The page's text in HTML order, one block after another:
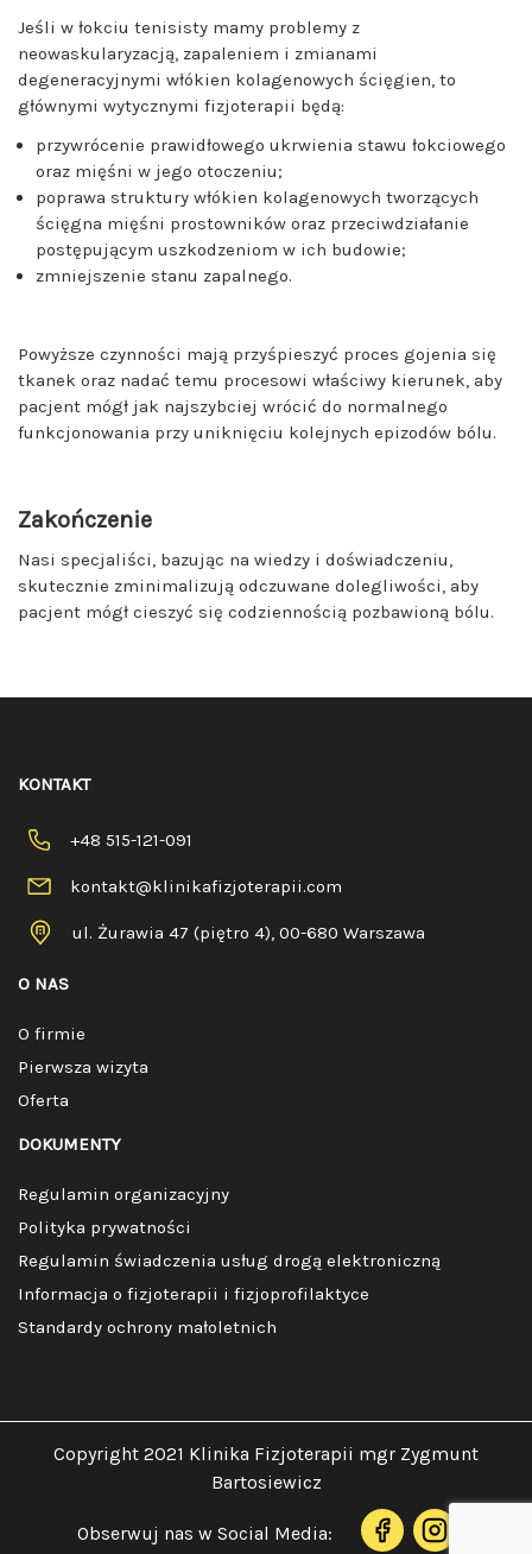
Jeśli w łokciu tenisisty mamy problemy z
neowaskularyzacją, zapaleniem i zmianami
degeneracyjnymi włókien kolagenowych ścięgien, to
głównymi wytycznymi fizjoterapii będą:
przywrócenie prawidłowego ukrwienia stawu łokciowego
oraz mięśni w jego otoczeniu;
poprawa struktury włókien kolagenowych tworzących
ścięgna mięśni prostowników oraz przeciwdziałanie
postępującym uszkodzeniom w ich budowie;
zmniejszenie stanu zapalnego.
Powyższe czynności mają przyśpieszyć proces gojenia się
tkanek oraz nadać temu procesowi właściwy kierunek, aby
pacjent mógł jak najszybciej wrócić do normalnego
funkcjonowania przy uniknięciu kolejnych epizodów bólu.
Zakończenie
Nasi specjaliści, bazując na wiedzy i doświadczeniu,
skutecznie zminimalizują odczuwane dolegliwości, aby
pacjent mógł cieszyć się codziennością pozbawioną bólu.
KONTAKT
+48 515-121-091
kontakt@klinikafizjoterapii.com
ul. Żurawia 47 (piętro 4), 00-680 Warszawa
O NAS
O firmie
Pierwsza wizyta
Oferta
DOKUMENTY
Regulamin organizacyjny
Polityka prywatności
Regulamin świadczenia usług drogą elektroniczną
Informacja o fizjoterapii i fizjoprofilaktyce
Standardy ochrony małoletnich
Copyright 2021 Klinika Fizjoterapii mgr Zygmunt
Bartosiewicz
Obserwuj nas w Social Media: